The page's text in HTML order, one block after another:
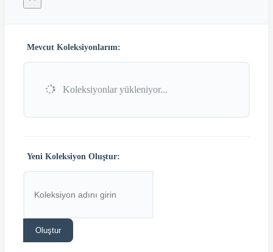
Mevcut Koleksiyonlarım:
Koleksiyonlar yükleniyor...
Yeni Koleksiyon Oluştur:
Oluştur